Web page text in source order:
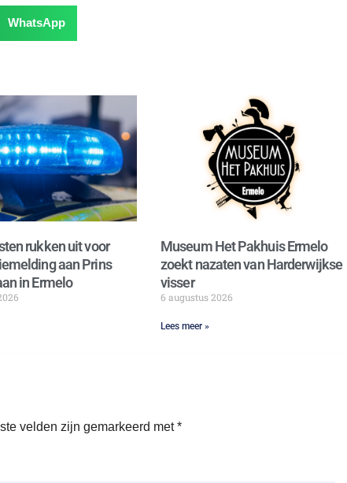
WhatsApp
rukken uit voor
aan Prins
in Ermelo
Museum Het Pakhuis Ermelo
zoekt nazaten van Harderwijkse
visser
6 augustus 2026
Lees meer »
velden zijn gemarkeerd met*